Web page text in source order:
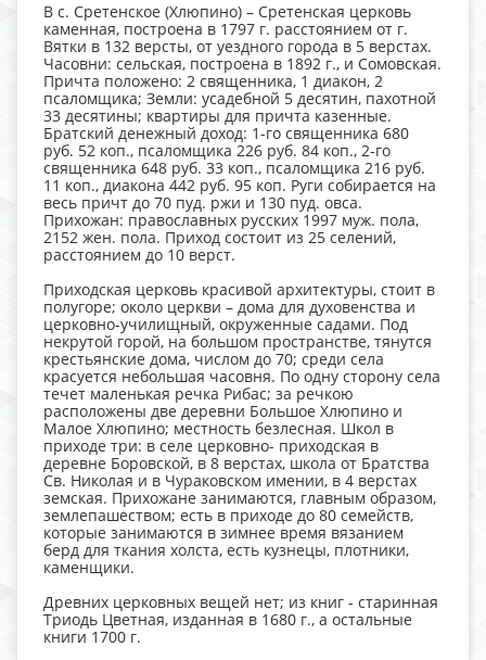
В с. Сретенское (Хлюпино) – Сретенская церковь
каменная, построена в 1797 г. расстоянием от г.
Вятки в 132 версты, от уездного города в 5 верстах.
Часовни: сельская, построена в 1892 г., и Сомовская.
Причта положено: 2 священника, 1 диакон, 2
псаломщика; Земли: усадебной 5 десятин, пахотной
33 десятины; квартиры для причта казенные.
Братский денежный доход: 1-го священника 680
руб. 52 коп., псаломщика 226 руб. 84 коп., 2-го
священника 648 руб. 33 коп., псаломщика 216 руб.
11 коп., диакона 442 руб. 95 коп. Руги собирается на
весь причт до 70 пуд. ржи и 130 пуд. овса.
Прихожан: православных русских 1997 муж. пола,
2152 жен. пола. Приход состоит из 25 селений,
расстоянием до 10 верст.
Приходская церковь красивой архитектуры, стоит в
полугоре; около церкви – дома для духовенства и
церковно-училищный, окруженные садами. Под
некрутой горой, на большом пространстве, тянутся
крестьянские дома, числом до 70; среди села
красуется небольшая часовня. По одну сторону села
течет маленькая речка Рибас; за речкою
расположены две деревни Большое Хлюпино и
Малое Хлюпино; местность безлесная. Школ в
приходе три: в селе церковно- приходская в
деревне Боровской, в 8 верстах, школа от Братства
Св. Николая и в Чураковском имении, в 4 верстах
земская. Прихожане занимаются, главным образом,
землепашеством; есть в приходе до 80 семейств,
которые занимаются в зимнее время вязанием
берд для ткания холста, есть кузнецы, плотники,
каменщики.
Древних церковных вещей нет; из книг - старинная
Триодь Цветная, изданная в 1680 г., а остальные
книги 1700 г.